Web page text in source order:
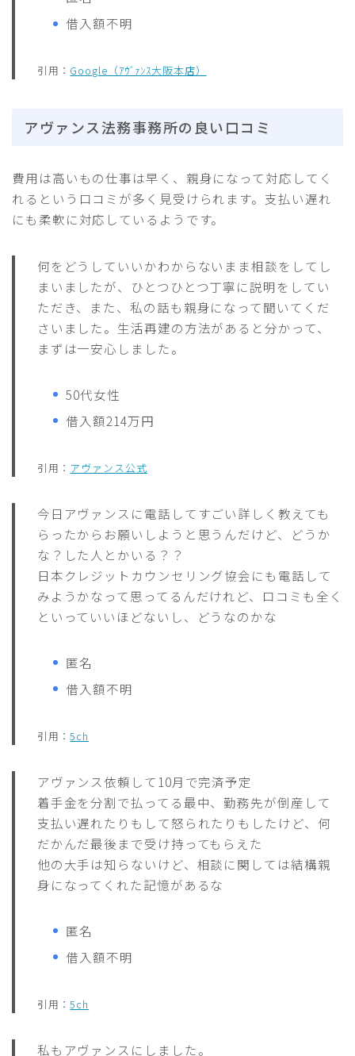
借入額不明
引用： Google（ｱｳﾞｧﾝｽ大阪本店）
アヴァンス法務事務所の良い口コミ
費用は高いもの仕事は早く、親身になって対応してく
れるという口コミが多く見受けられます。支払い遅れ
にも柔軟に対応しているようです。
何をどうしていいかわからないまま相談をしてし
まいましたが、ひとつひとつ丁寧に説明をしてい
ただき、また、私の話も親身になって聞いてくだ
さいました。生活再建の方法があると分かって、
まずは一安心しました。
50代女性
借入額214万円
引用： アヴァンス公式
今日アヴァンスに電話してすごい詳しく教えても
らったからお願いしようと思うんだけど、どうか
な？した人とかいる？？
日本クレジットカウンセリング協会にも電話して
みようかなって思ってるんだけれど、口コミも全く
といっていいほどないし、どうなのかな
匿名
借入額不明
引用：5ch
アヴァンス依頼して10月で完済予定
着手金を分割で払ってる最中、勤務先が倒産して
支払い遅れたりもして怒られたりもしたけど、何
だかんだ最後まで受け持ってもらえた
他の大手は知らないけど、相談に関しては結構親
身になってくれた記憶があるな
匿名
借入額不明
引用：5ch
私もアヴァンスにしました。